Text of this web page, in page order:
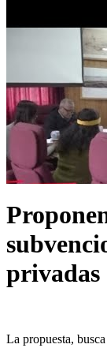
privadas
La propuesta,